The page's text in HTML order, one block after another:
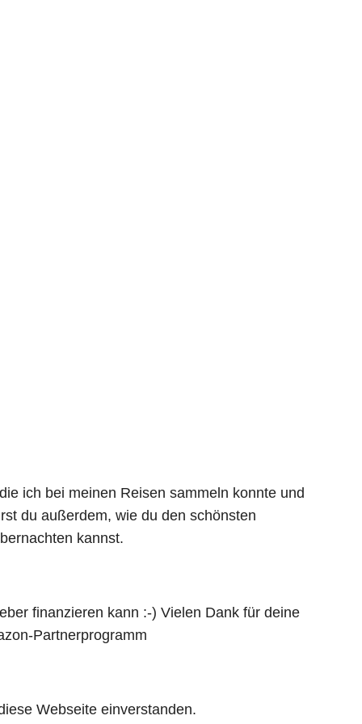
ich bei meinen Reisen sammeln konnte und
du außerdem, wie du den schönsten
kannst.
finanzieren kann :-) Vielen Dank für deine
Partnerprogramm
Webseite einverstanden.